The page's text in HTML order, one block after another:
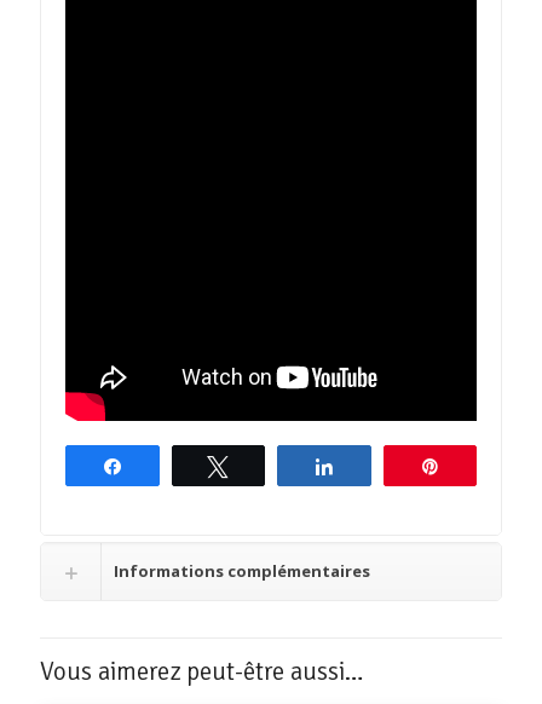
Informations complémentaires
Vous aimerez peut-être aussi…